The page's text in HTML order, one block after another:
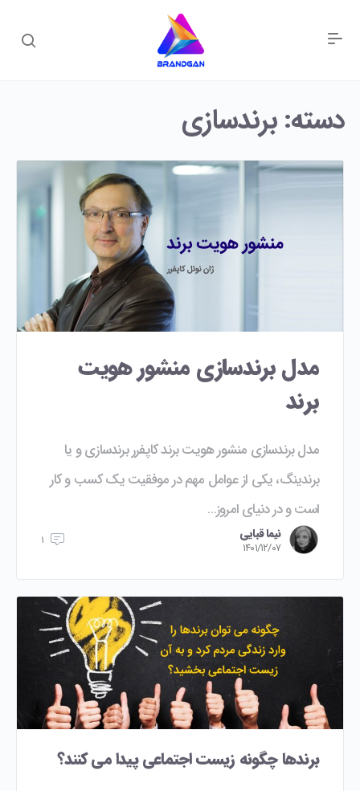
دسته:برندسازی
مدل برندسازی منشور هویت
برند
مدل برندسازی منشور هویت برند کاپفرر برندسازی و یا
برندینگ، یکی از عوامل مهم در موفقیت یک کسب و کار
است و در دنیای امروز…
نیما قبایی
۱۴۰۱/۱۲/۰۷ ۱
برندها چگونه زیست اجتماعی پیدا می کنند؟